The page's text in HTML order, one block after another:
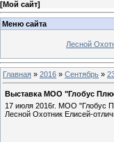
[Мой сайт]
Меню сайта
Лесной
Главная » 2016 » Сентябрь »
Выставка МОО "Глобус
17 июля 2016г. МОО "Глобус
Лесной Охотник Елисей-